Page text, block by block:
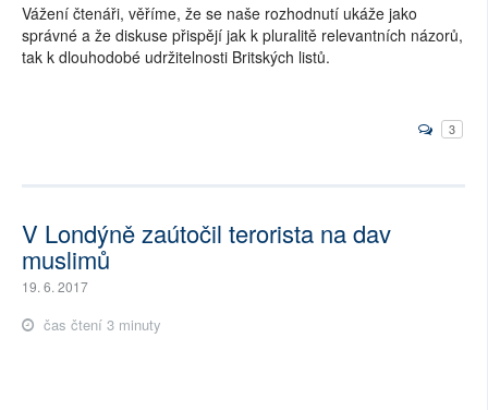
Vážení čtenáři, věříme, že se naše rozhodnutí ukáže jako
správné a že diskuse přispějí jak k pluralitě relevantních názorů,
tak k dlouhodobé udržitelnosti Britských listů.
3
V Londýně zaútočil terorista na dav
muslimů
19. 6. 2017
čas čtení 3 minuty